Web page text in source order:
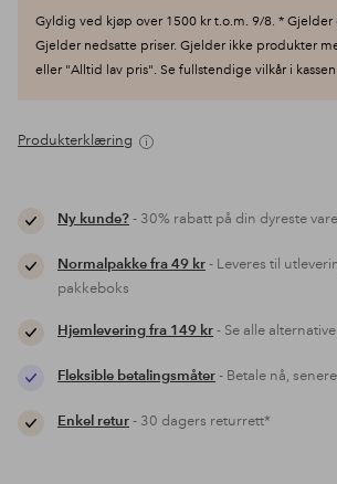
Gyldig ved kjøp over 1500 kr t.o.m. 9/8. *
Gjelder nedsatte priser. Gjelder ikke produkter
eller "Alltid lav pris". Se fullstendige vilkår i kassen.
Produkterklæring
Ny kunde?- 30% rabatt på din dyreste
Normalpakke fra 49 kr- Leveres til
pakkeboks
Hjemlevering fra 149 kr- Se alle
Fleksible betalingsmåter- Betale nå,
Enkel retur- 30 dagers returrett*